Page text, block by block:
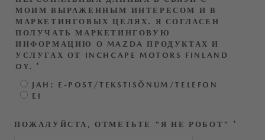
МОИМ ВЫРАЖЕННЫМ ИНТЕРЕСОМ И В
МАРКЕТИНГОВЫХ ЦЕЛЯХ. Я СОГЛАСЕН
ПОЛУЧАТЬ МАРКЕТИНГОВУЮ
ИНФОРМАЦИЮ О MAZDA ПРОДУКТАХ И ​​
УСЛУГАХ ОТ INCHCAPE MOTORS FINLAND
OY. *
JAH: E-POST/TEKSTISÕNUM/TELEFON
EI
ПОЖАЛУЙСТА, ОТМЕТЬТЕ "Я НЕ РОБОТ" *